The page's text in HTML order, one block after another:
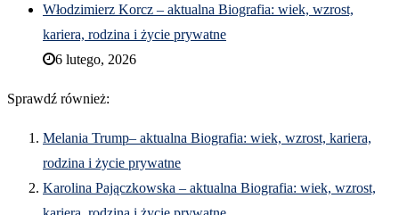
Włodzimierz Korcz – aktualna Biografia: wiek, wzrost,
kariera, rodzina i życie prywatne
6 lutego, 2026
Sprawdź również:
Melania Trump– aktualna Biografia: wiek, wzrost, kariera,
rodzina i życie prywatne
Karolina Pajączkowska – aktualna Biografia: wiek, wzrost,